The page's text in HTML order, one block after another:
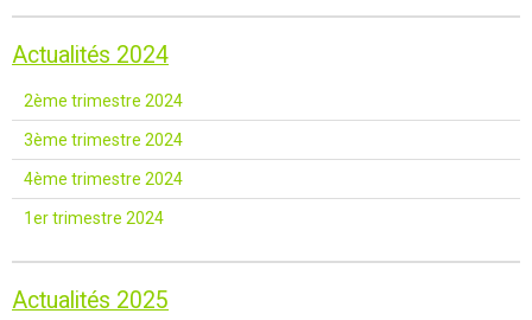
Actualités 2024
2ème trimestre 2024
3ème trimestre 2024
4ème trimestre 2024
1er trimestre 2024
Actualités 2025